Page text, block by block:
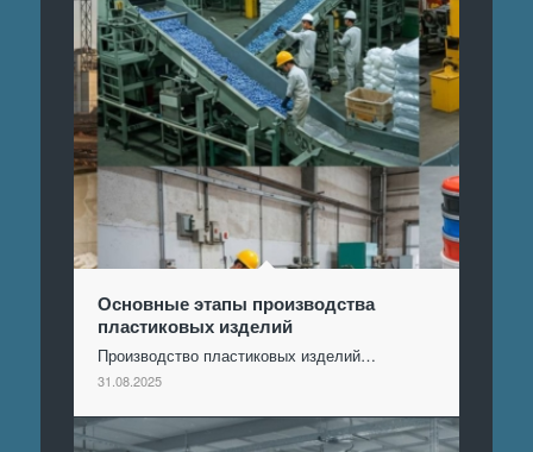
Основные этапы производства
пластиковых изделий
Производство пластиковых изделий…
31.08.2025